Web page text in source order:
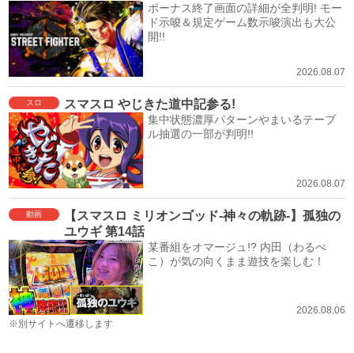
ボーナス終了画面の詳細が全判明! モー
ド示唆＆規定ゲーム数示唆演出も大公
開!!
2026.08.07
スロ スマスロ やじきた道中記参る!
集中状態濃厚パターンやまいるテーブ
ル抽選の一部が判明!!
2026.08.07
動画
【スマスロ ミリオンゴッド-神々の軌跡-】孤独の
ユウギ 第14話
某番組をオマージュ!? 内田（わるぺ
こ）が気の向くまま遊技を楽しむ！
2026.08.06
※別サイトへ遷移します